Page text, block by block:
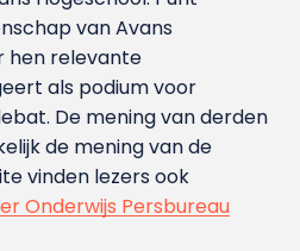
van Avans
hen relevante
als podium voor
De mening van derden
de mening van de
vinden lezers ook
Onderwijs Persbureau